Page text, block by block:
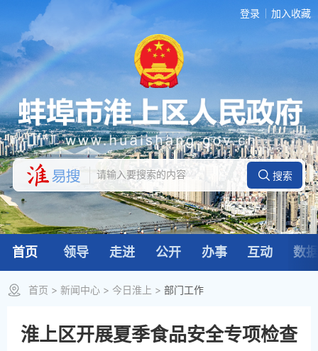
登录 加入收藏
首页 领导 走进 公开 办事 互动 数
首页 > 新闻中心 > 今日淮上 > 部门工作
淮上区开展夏季食品安全专项检查